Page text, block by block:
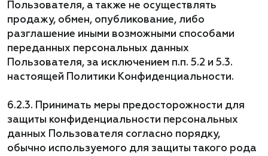
Пользователя, а также не осуществлять
продажу, обмен, опубликование, либо
разглашение иными возможными способами
переданных персональных данных
Пользователя, за исключением п.п. 5.2 и 5.3.
настоящей Политики Конфиденциальности.
6.2.3. Принимать меры предосторожности для
защиты конфиденциальности персональных
данных Пользователя согласно порядку,
обычно используемого для защиты такого рода